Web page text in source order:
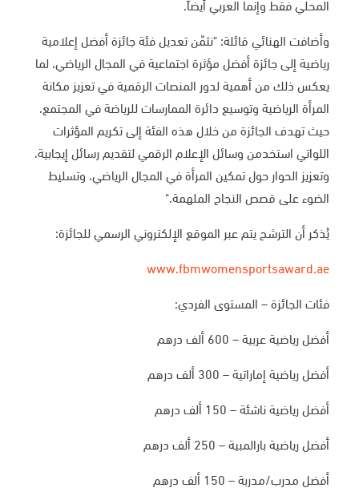
المحلي فقط وإنما العربي أيضاً.
وأضافت الهنائي قائلة: "نثمّن تعديل فئة جائزة أفضل إعلامية
رياضية إلى جائزة أفضل مؤثرة اجتماعية في المجال الرياضي، لما
يعكس ذلك من أهمية لدور المنصات الرقمية في تعزيز مكانة
المرأة الرياضية وتوسيع دائرة الممارسات للرياضة في المجتمع،
حيث تهدف الجائزة من خلال هذه الفئة إلى تكريم المؤثرات
اللواتي استخدمن وسائل الإعلام الرقمي لتقديم رسائل إيجابية،
وتعزيز الحوار حول تمكين المرأة في المجال الرياضي، وتسليط
الضوء على قصص النجاح الملهمة."
يُذكر أن الترشح يتم عبر الموقع الإلكتروني الرسمي للجائزة:
www.fbmwomensportsaward.ae
فئات الجائزة – المستوى الفردي:
أفضل رياضية عربية – 600 ألف درهم
أفضل رياضية إماراتية – 300 ألف درهم
أفضل رياضية ناشئة – 150 ألف درهم
أفضل رياضية بارالمبية – 250 ألف درهم
أفضل مدرب/مدربة – 150 ألف درهم